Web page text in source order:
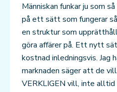
Människan funkar ju som
på ett sätt som fungerar
en struktur som
göra affärer på. Ett nytt
kostnad inledningsvis. Jag
marknaden säger att de
VERKLIGEN vill, inte alltid